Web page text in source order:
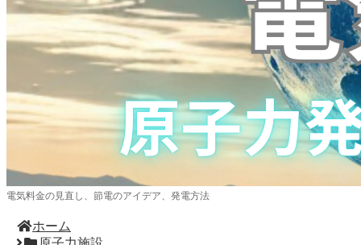
電気料金の見直し、節電のアイデア、発電方法
ホーム